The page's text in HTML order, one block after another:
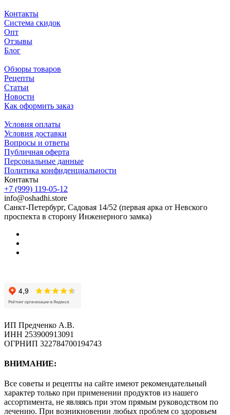
Контакты
Система скидок
Опт
Отзывы
Блог
Обзоры товаров
Рецепты
Статьи
Новости
Как оформить заказ
Условия оплаты
Условия доставки
Вопросы и ответы
Публичная оферта
Персональные данные
Политика конфиденциальности
Контакты
+7 (999) 119-05-12
info@oshadhi.store
Санкт-Петербург, Садовая 14/52 (первая арка от Невского
проспекта в сторону Инженерного замка)
ИП Предченко А.В.
ИНН 253900913091
ОГРНИП 322784700194743
ВНИМАНИЕ:
Все советы и рецепты на сайте имеют рекомендательный
характер только при применении продуктов из нашего
ассортимента, не являясь при этом прямым руководством по
лечению. При возникновении любых проблем со здоровьем